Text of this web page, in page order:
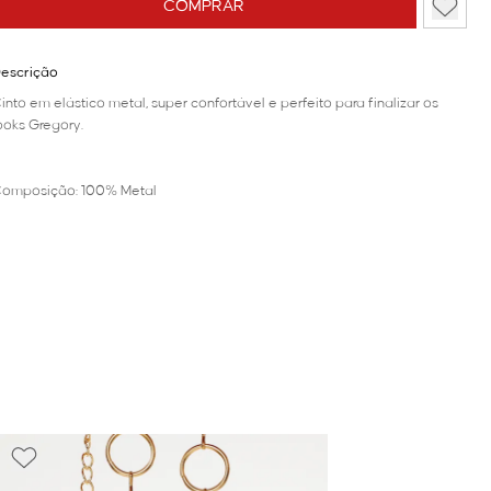
COMPRAR
em elástico metal, super confortável e perfeito para finalizar os
Gregory.
100% Metal